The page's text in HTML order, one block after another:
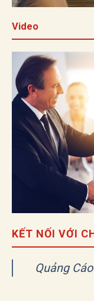
Video
KẾT NỐI VỚI
Quảng